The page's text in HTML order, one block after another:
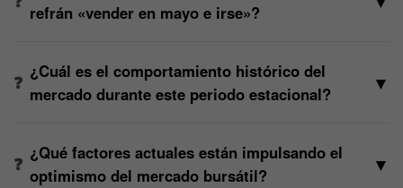
refrán «vender en mayo e irse»?
¿Cuál es el comportamiento histórico del
mercado durante este periodo estacional?
▼
¿Qué factores actuales están impulsando el
optimismo del mercado bursátil?
▼